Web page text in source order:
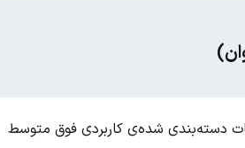
دسته‌بندی شده‌ی کاربردی فوق متوسط